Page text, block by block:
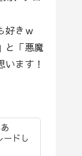
好きｗ
と「悪魔
ます！
ードし